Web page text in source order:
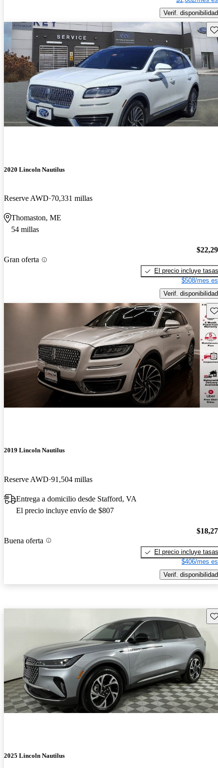
Verif. disponibilidad
2020 Lincoln Nautilus
Reserve AWD 70,331 millas
Thomaston, ME
54 millas
Gran oferta
El precio incluye tasas
$508/mes
Verif. disponibilidad
2019 Lincoln Nautilus
Reserve AWD 91,504 millas
Entrega a domicilio desde Stafford, VA
El precio incluye envío de $807
Buena oferta
El precio incluye tasas
$406/mes
Verif. disponibilidad
2025 Lincoln Nautilus